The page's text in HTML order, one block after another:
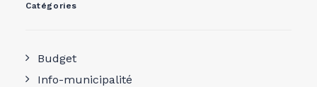
Catégories
Budget
Info-municipalité